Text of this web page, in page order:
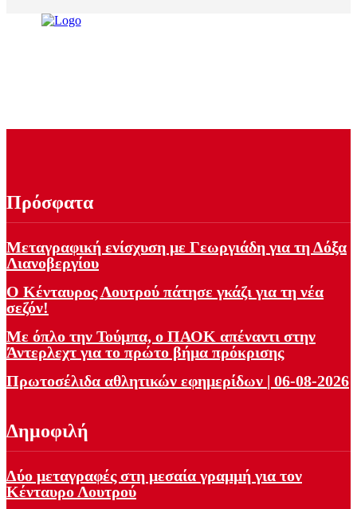
Πρόσφατα
Μεταγραφική ενίσχυση με Γεωργιάδη για τη Δόξα
Λιανοβεργίου
Ο Κένταυρος Λουτρού πάτησε γκάζι για τη νέα
σεζόν!
Με όπλο την Τούμπα, ο ΠΑΟΚ απέναντι στην
Άντερλεχτ για το πρώτο βήμα πρόκρισης
Πρωτοσέλιδα αθλητικών εφημερίδων | 06-08-2026
Δημοφιλή
Δύο μεταγραφές στη μεσαία γραμμή για τον
Κένταυρο Λουτρού